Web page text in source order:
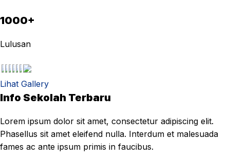
1000+
Lulusan
Lihat Gallery
Info Sekolah Terbaru
Lorem ipsum dolor sit amet, consectetur adipiscing elit.
Phasellus sit amet eleifend nulla. Interdum et malesuada
fames ac ante ipsum primis in faucibus.